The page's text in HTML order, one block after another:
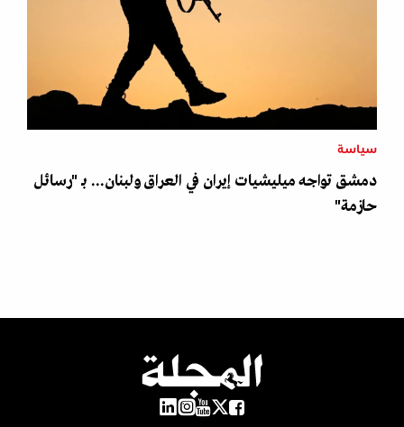
سياسة
دمشق تواجه ميليشيات إيران في العراق ولبنان... بـ "رسائل
حازمة"